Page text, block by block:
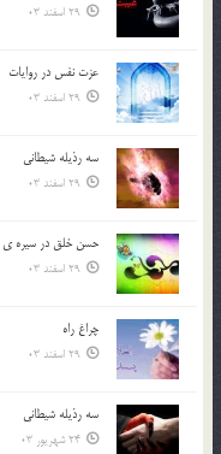
29 اسفند 03
عزت نفس در روايات
29 اسفند 03
سه رذیله شیطانی
29 اسفند 03
حسن خلق در سيره ي
29 اسفند 03
چراغ راه
29 اسفند 03
سه رذیله شیطانی
24 شهریور 03